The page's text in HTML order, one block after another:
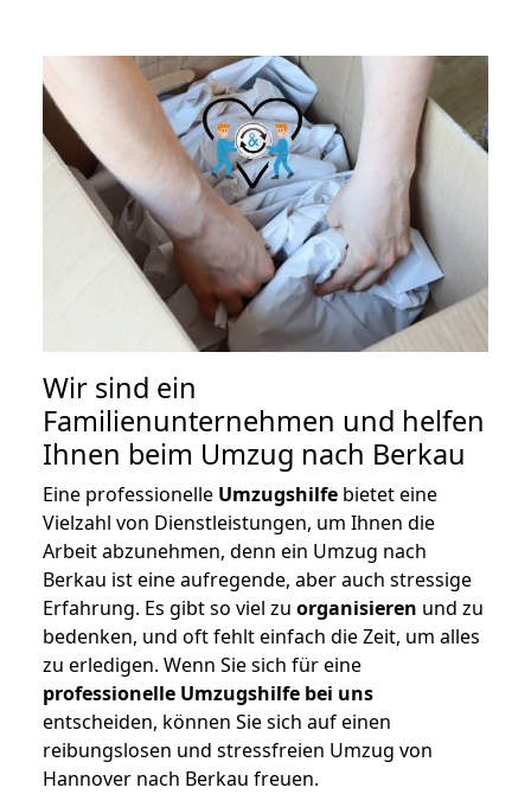
Wir sind ein
Familienunternehmen und helfen
Ihnen beim Umzug nach Berkau
Eine professionelle Umzugshilfe bietet eine
Vielzahl von Dienstleistungen, um Ihnen die
Arbeit abzunehmen, denn ein Umzug nach
Berkau ist eine aufregende, aber auch stressige
Erfahrung. Es gibt so viel zu organisieren und zu
bedenken, und oft fehlt einfach die Zeit, um alles
zu erledigen. Wenn Sie sich für eine
professionelle Umzugshilfe bei uns
entscheiden, können Sie sich auf einen
reibungslosen und stressfreien Umzug von
Hannover nach Berkau freuen.